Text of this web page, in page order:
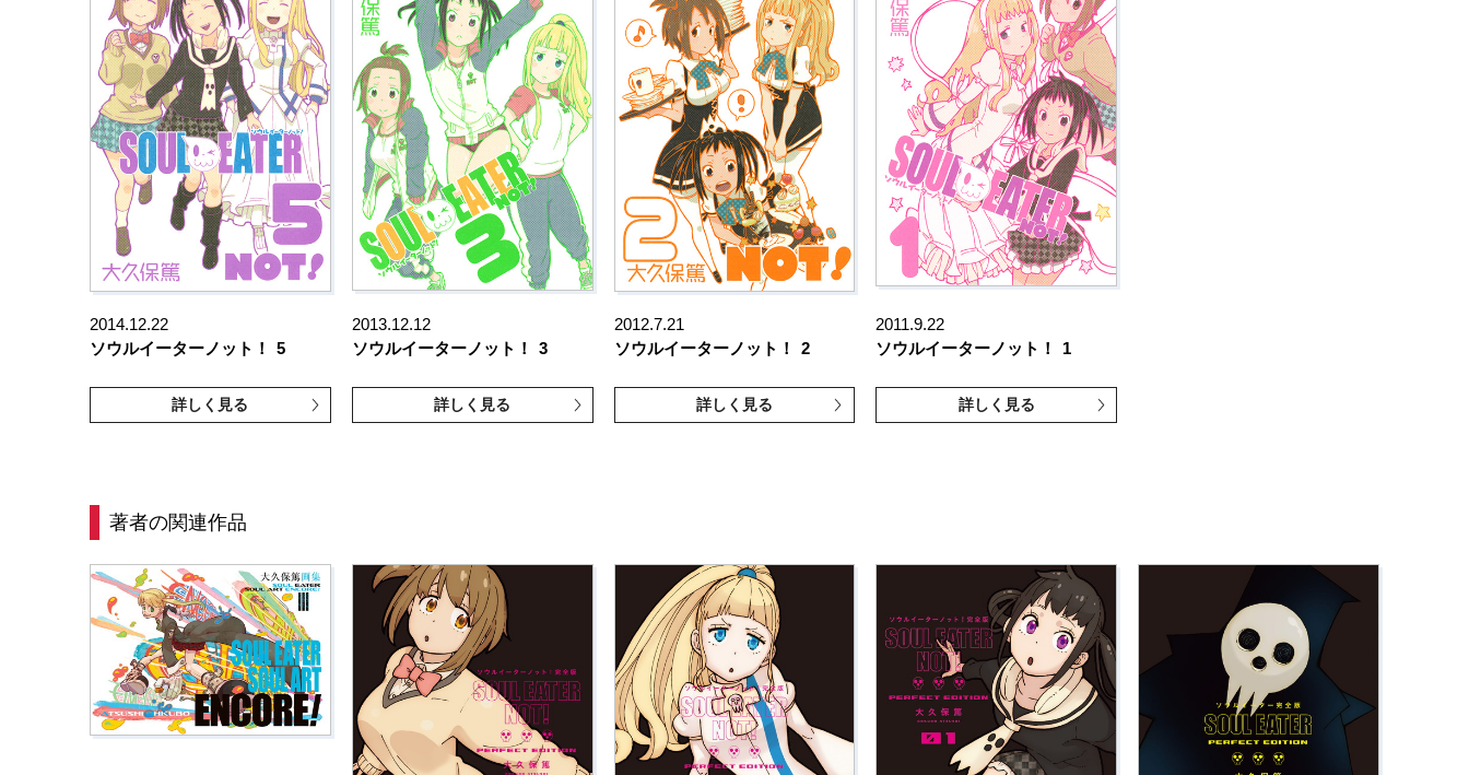
2014.12.22
ソウルイーターノット！
5
詳しく見る
2013.12.12
ソウルイーターノット！
3
詳しく見る
2012.7.21
ソウルイーターノット！
2
詳しく見る
2011.9.22
ソウルイーターノット！
1
詳しく見る
著者の関連作品